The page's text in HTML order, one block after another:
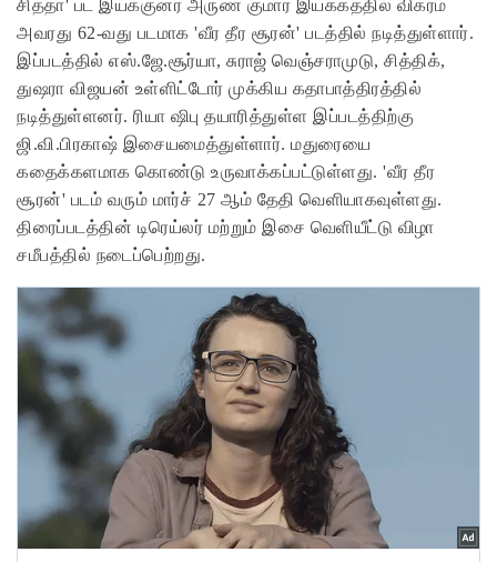
சித்தா' பட இயக்குனர் அருண் குமார் இயக்கத்தில் விக்ரம்
அவரது 62-வது படமாக 'வீர தீர சூரன்' படத்தில் நடித்துள்ளார்.
இப்படத்தில் எஸ்.ஜே.சூர்யா, சுராஜ் வெஞ்சராமுடு, சித்திக்,
துஷரா விஜயன் உள்ளிட்டோர் முக்கிய கதாபாத்திரத்தில்
நடித்துள்ளனர். ரியா ஷிபு தயாரித்துள்ள இப்படத்திற்கு
ஜி.வி.பிரகாஷ் இசையமைத்துள்ளார். மதுரையை
கதைக்களமாக கொண்டு உருவாக்கப்பட்டுள்ளது. 'வீர தீர
சூரன்' படம் வரும் மார்ச் 27 ஆம் தேதி வெளியாகவுள்ளது.
திரைப்படத்தின் டிரெய்லர் மற்றும் இசை வெளியீட்டு விழா
சமீபத்தில் நடைப்பெற்றது.